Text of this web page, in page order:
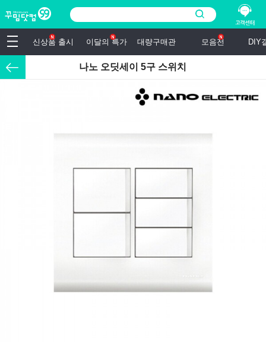
신상품 출시 이달의 특가 대량구매관 모음전 DIY
나노 오딧세이 5구 스위치